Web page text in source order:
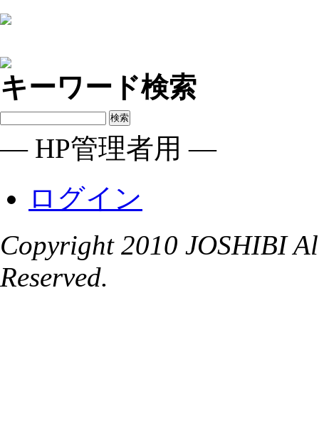
キーワード検索
― HP管理者用 ―
ログイン
Copyright 2010 JOSHIBI
Reserved.